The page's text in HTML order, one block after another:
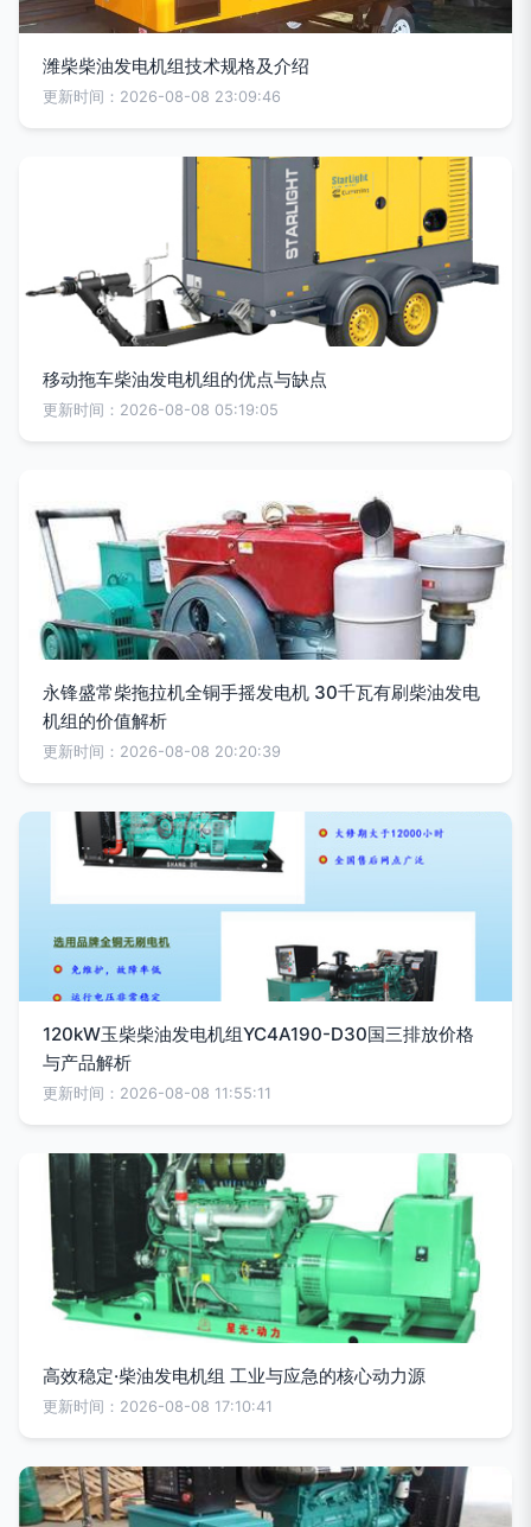
潍柴柴油发电机组技术规格及介绍
更新时间：2026-08-08 23:09:46
移动拖车柴油发电机组的优点与缺点
更新时间：2026-08-08 05:19:05
永锋盛常柴拖拉机全铜手摇发电机 30千瓦有刷柴油发电
机组的价值解析
更新时间：2026-08-08 20:20:39
120kW玉柴柴油发电机组YC4A190-D30国三排放价格
与产品解析
更新时间：2026-08-08 11:55:11
高效稳定·柴油发电机组 工业与应急的核心动力源
更新时间：2026-08-08 17:10:41